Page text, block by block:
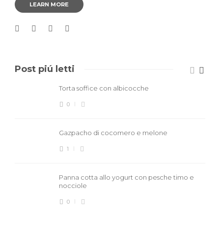
LEARN MORE
Post piú letti
Torta soffice con albicocche
0
Gazpacho di cocomero e melone
1
Panna cotta allo yogurt con pesche timo e
nocciole
0